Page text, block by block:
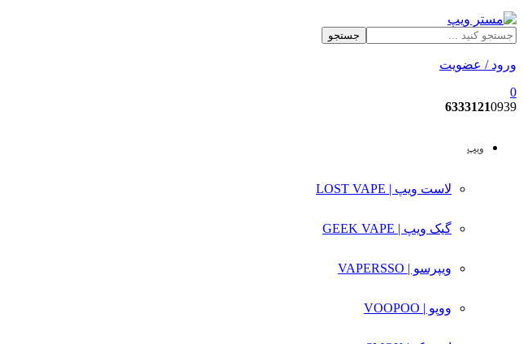
جستجو
ورود / عضویت
0
63331210939
ویپ
لاست ویپ | LOST VAPE
گیک ویپ | GEEK VAPE
ویپرسو | VAPERSSO
ووپو | VOOPOO